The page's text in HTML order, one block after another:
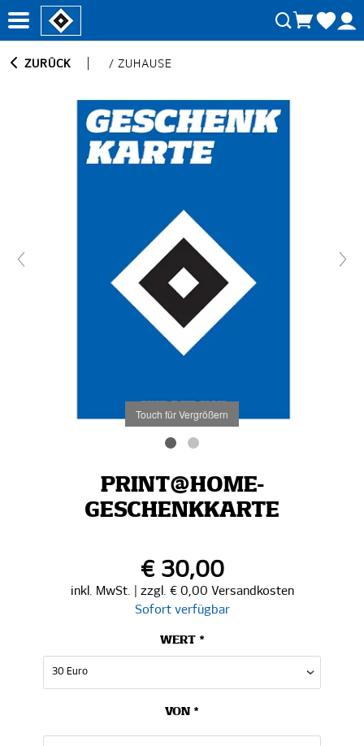
ZURÜCK /ZUHAUSE
Touch für Vergrößern
PRINT@HOME-
GESCHENKKARTE
€ 30,00
inkl. MwSt. | zzgl. € 0,00 Versandkosten
Sofort verfügbar
WERT *
VON *